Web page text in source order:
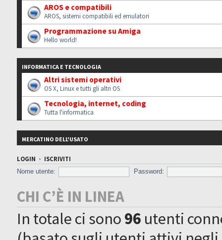
AROS e compatibili
AROS, sistemi compatibili ed emulatori
Programmazione su Amiga
Hello world!
INFORMATICA E TECNOLOGIA
Altri sistemi operativi
OS X, Linux e tutti gli altri OS
Tecnologia, internet, coding
Tutta l'informatica
MERCATINO DELL'USATO
LOGIN • ISCRIVITI
Nome utente:
Password:
CHI C’È IN LINEA
In totale ci sono96 utenti